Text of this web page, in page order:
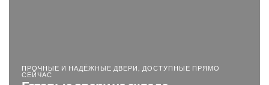
ПРОЧНЫЕ И НАДЁЖНЫЕ ДВЕРИ, ДОСТУПНЫЕ ПРЯМО
СЕЙЧАС